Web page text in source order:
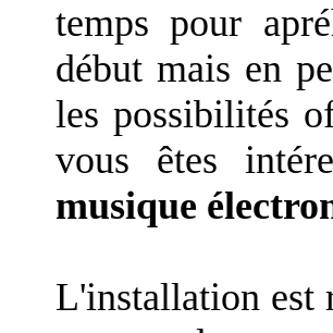
temps pour
début mais en
les possibilités
vous êtes
musique
L'installation est